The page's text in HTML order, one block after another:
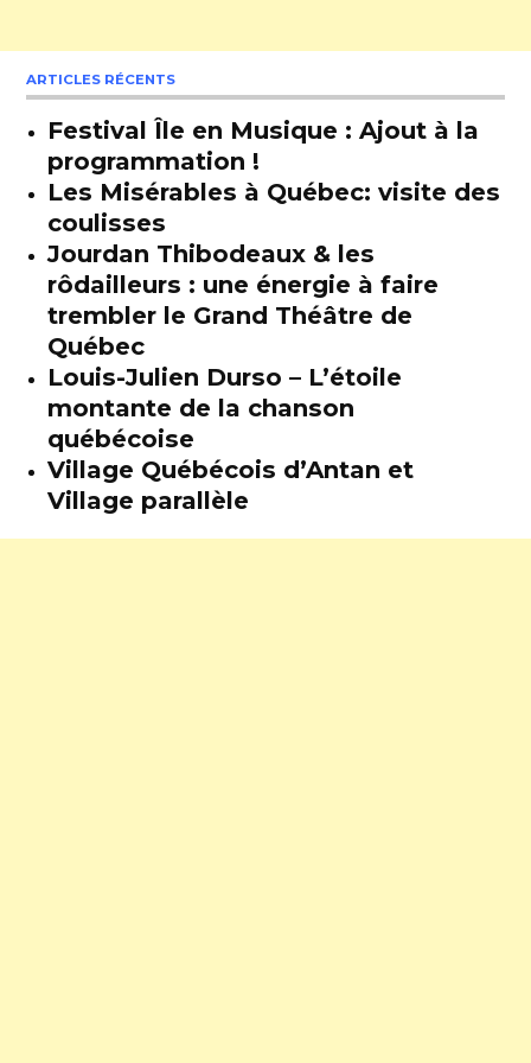
ARTICLES RÉCENTS
Festival Île en Musique : Ajout à la
programmation !
Les Misérables à Québec: visite des
coulisses
Jourdan Thibodeaux & les
rôdailleurs : une énergie à faire
trembler le Grand Théâtre de
Québec
Louis-Julien Durso – L’étoile
montante de la chanson
québécoise
Village Québécois d’Antan et
Village parallèle